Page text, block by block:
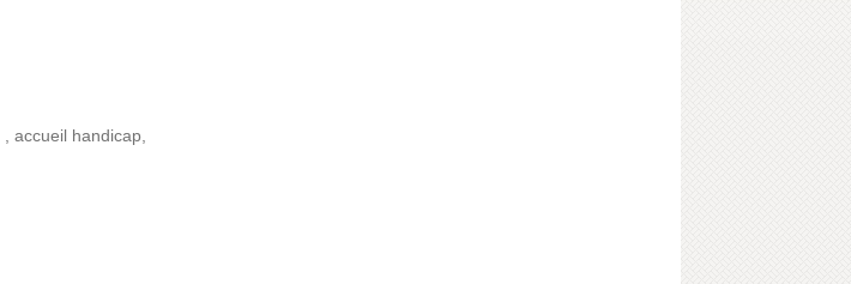
accueil handicap